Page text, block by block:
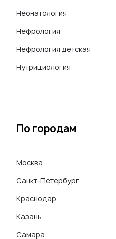
Неонатология
Нефрология
Нефрология детская
Нутрициология
По городам
Москва
Санкт-Петербург
Краснодар
Казань
Самара